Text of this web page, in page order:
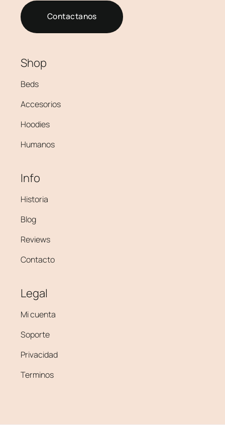
Contactanos
Shop
Beds
Accesorios
Hoodies
Humanos
Info
Historia
Blog
Reviews
Contacto
Legal
Mi cuenta
Soporte
Privacidad
Terminos